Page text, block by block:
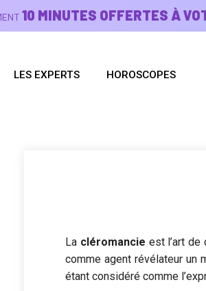
10 MINUTES OFFERTES À
LES EXPERTS HOROSCOPES
La cléromancie est l’art de
comme agent révélateur un
étant considéré comme